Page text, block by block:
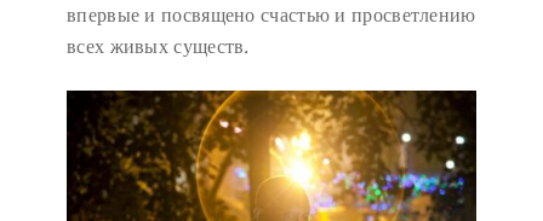
впервые и посвящено счастью и просветлению
всех живых существ.